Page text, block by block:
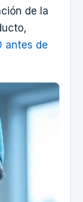
de la
antes de